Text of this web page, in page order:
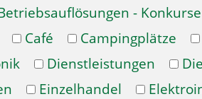
- Konkurse
Café Campingplätze
Dienstleistungen
Einzelhandel